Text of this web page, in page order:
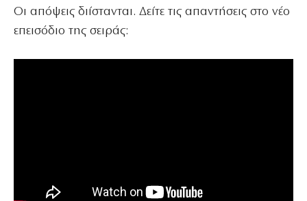
Οι απόψεις διίστανται. Δείτε τις απαντήσεις στο νέο
επεισόδιο της σειράς: